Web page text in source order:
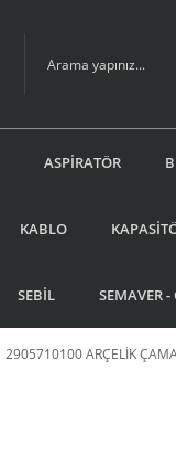
ASPİRATÖR
KABLO
SEBİL SEMAVER
2905710100 ARÇELİK